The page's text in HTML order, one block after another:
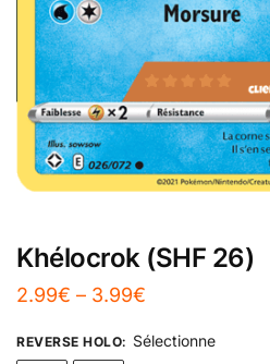
Khélocrok (SHF 26)
2.99€ – 3.99€
REVERSE HOLO: Sélectionne